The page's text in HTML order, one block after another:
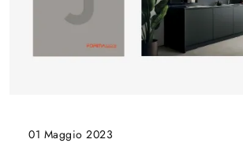
01 Maggio 2023